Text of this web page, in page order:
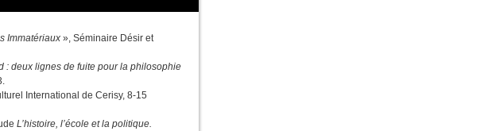
Immatériaux », Séminaire Désir et
: deux lignes de fuite pour la philosophie
International de Cerisy, 8-15
L’histoire, l’école et la politique.